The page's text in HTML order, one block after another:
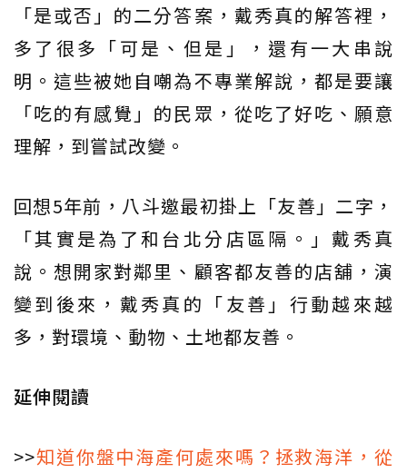
「是或否」的二分答案，戴秀真的解答裡，
多了很多「可是、但是」，還有一大串說
明。這些被她自嘲為不專業解說，都是要讓
「吃的有感覺」的民眾，從吃了好吃、願意
理解，到嘗試改變。
回想5年前，八斗邀最初掛上「友善」二字，
「其實是為了和台北分店區隔。」戴秀真
說。想開家對鄰里、顧客都友善的店舖，演
變到後來，戴秀真的「友善」行動越來越
多，對環境、動物、土地都友善。
延伸閱讀
>>知道你盤中海產何處來嗎？拯救海洋，從